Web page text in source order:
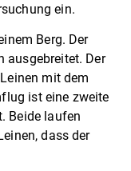
ein.
Berg. Der
ausgebreitet. Der
mit dem
ist eine zweite
Beide laufen
dass der